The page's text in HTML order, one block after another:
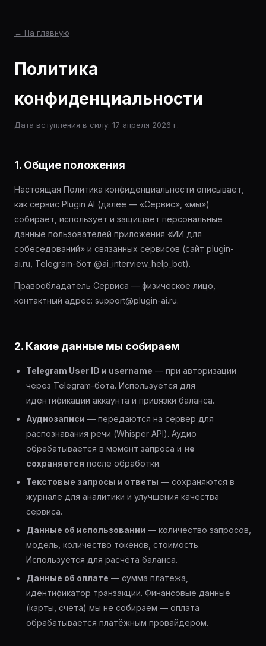
← На главную
Политика
конфиденциальности
Дата вступления в силу: 17 апреля 2026 г.
1. Общие положения
Настоящая Политика конфиденциальности описывает,
как сервис Plugin AI (далее — «Сервис», «мы»)
собирает, использует и защищает персональные
данные пользователей приложения «ИИ для
собеседований» и связанных сервисов (сайт plugin-
ai.ru, Telegram-бот @ai_interview_help_bot).
Правообладатель Сервиса — физическое лицо,
контактный адрес: support@plugin-ai.ru.
2. Какие данные мы собираем
Telegram User ID и username — при авторизации
через Telegram-бота. Используется для
идентификации аккаунта и привязки баланса.
Аудиозаписи — передаются на сервер для
распознавания речи (Whisper API). Аудио
обрабатывается в момент запроса и не
сохраняется после обработки.
Текстовые запросы и ответы — сохраняются в
журнале для аналитики и улучшения качества
сервиса.
Данные об использовании — количество запросов,
модель, количество токенов, стоимость.
Используется для расчёта баланса.
Данные об оплате — сумма платежа,
идентификатор транзакции. Финансовые данные
(карты, счета) мы не собираем — оплата
обрабатывается платёжным провайдером.